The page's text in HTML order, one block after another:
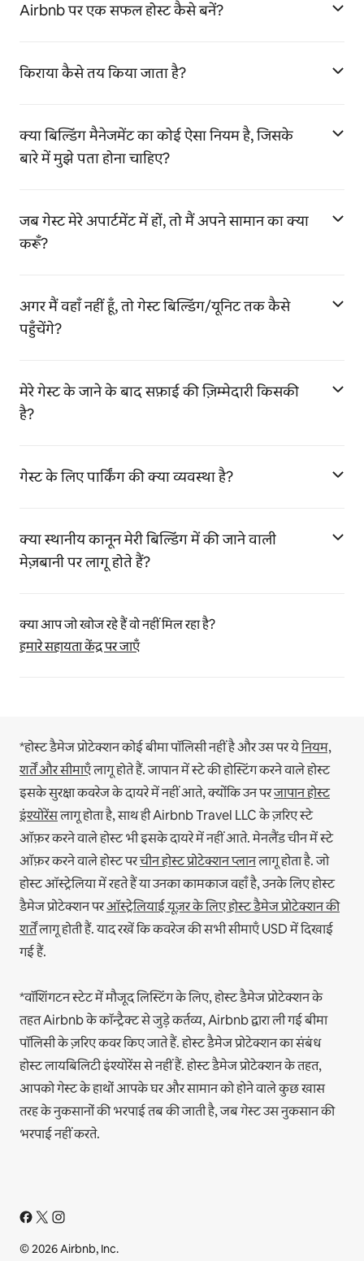
Airbnb पर एक सफल होस्ट कैसे बनें?
किराया कैसे तय किया जाता है?
क्या बिल्डिंग मैनेजमेंट का कोई ऐसा नियम है, जिसके
बारे में मुझे पता होना चाहिए?
जब गेस्ट मेरे अपार्टमेंट में हों, तो मैं अपने सामान का क्या
करूँ?
अगर मैं वहाँ नहीं हूँ, तो गेस्ट बिल्डिंग/यूनिट तक कैसे
पहुँचेंगे?
मेरे गेस्ट के जाने के बाद सफ़ाई की ज़िम्मेदारी किसकी
है?
गेस्ट के लिए पार्किंग की क्या व्यवस्था है?
क्या स्थानीय कानून मेरी बिल्डिंग में की जाने वाली
मेज़बानी पर लागू होते हैं?
क्या आप जो खोज रहे हैं वो नहीं मिल रहा है?
हमारे सहायता केंद्र पर जाएँ
*होस्ट डैमेज प्रोटेक्शन कोई बीमा पॉलिसी नहीं है और उस पर येनियम,
शर्तें और सीमाएँलागू होते हैं.जापान में स्टे की होस्टिंग करने वाले होस्ट
इसके सुरक्षा कवरेज के दायरे में नहीं आते, क्योंकि उन परजापान होस्ट
इंश्योरेंसलागू होता है, साथ ही Airbnb Travel LLC के ज़रिए स्टे
ऑफ़र करने वाले होस्ट भी इसके दायरे में नहीं आते.मेनलैंड चीन में स्टे
ऑफ़र करने वाले होस्ट परचीन होस्ट प्रोटेक्शन प्लानलागू होता है.जो
होस्ट ऑस्ट्रेलिया में रहते हैं या उनका कामकाज वहाँ है, उनके लिए होस्ट
डैमेज प्रोटेक्शन परऑस्ट्रेलियाई यूज़र के लिए होस्ट डैमेज प्रोटेक्शन की
शर्तेंलागू होती हैं. याद रखें कि कवरेज की सभी सीमाएँ USD में दिखाई
गई हैं.
*वॉशिंगटन स्टेट में मौजूद लिस्टिंग के लिए, होस्ट डैमेज प्रोटेक्शन के
तहत Airbnb के कॉन्ट्रैक्ट से जुड़े कर्तव्य, Airbnb द्वारा ली गई बीमा
पॉलिसी के ज़रिए कवर किए जाते हैं. होस्ट डैमेज प्रोटेक्शन का संबंध
होस्ट लायबिलिटी इंश्योरेंस से नहीं हैं. होस्ट डैमेज प्रोटेक्शन के तहत,
आपको गेस्ट के हाथों आपके घर और सामान को होने वाले कुछ खास
तरह के नुकसानों की भरपाई तब की जाती है, जब गेस्ट उस नुकसान की
भरपाई नहीं करते.
© 2026 Airbnb, Inc.